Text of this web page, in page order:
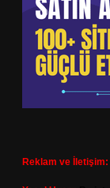
Reklam ve İletişim: